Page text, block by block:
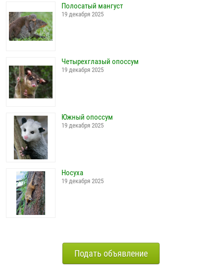
Полосатый мангуст
19 декабря 2025
Четырехглазый опоссум
19 декабря 2025
Южный опоссум
19 декабря 2025
Носуха
19 декабря 2025
Подать объявление